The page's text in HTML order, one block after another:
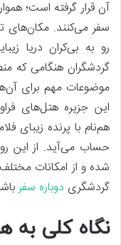
آن قرار گرفته است؛
سفر می‌کنند. مکان‌های
رو به بی‌کران دریا
گردشگران هنگامی که
موضوعات مهم برای
این جزیره هتل‌های
هم‌نام با پرنده زیبای
حساب می‌آید. از این
شده و از امکانات
گردشگری دوباره سفر
نگاه کلی به